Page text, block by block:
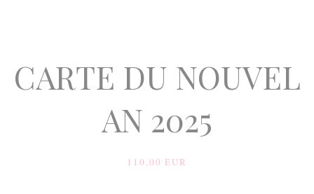
CARTE DU NOUVEL
AN 2025
110,00 EUR